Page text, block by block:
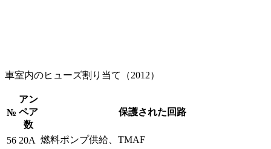
車室内のヒューズ割り当て（2012）
№
アン
ペア
数
保護された回路
56 20A 燃料ポンプ供給、TMAF